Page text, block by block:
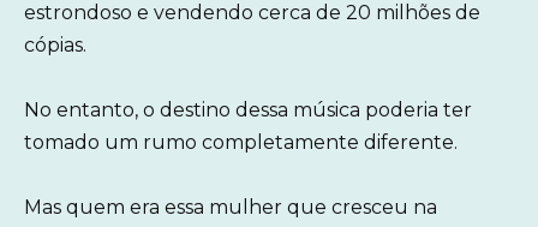
estrondoso e vendendo cerca de 20 milhões de
cópias.
No entanto, o destino dessa música poderia ter
tomado um rumo completamente diferente.
Mas quem era essa mulher que cresceu na